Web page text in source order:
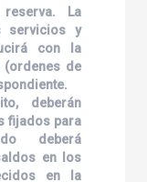
La
servicios y
con la
(ordenes de
deberán
fijados para
deberá
en los
en la